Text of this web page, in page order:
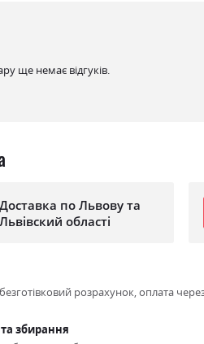
ще немає відгуків.
Доставка по Львову та
Львівский області
розрахунок, оплата
збирання